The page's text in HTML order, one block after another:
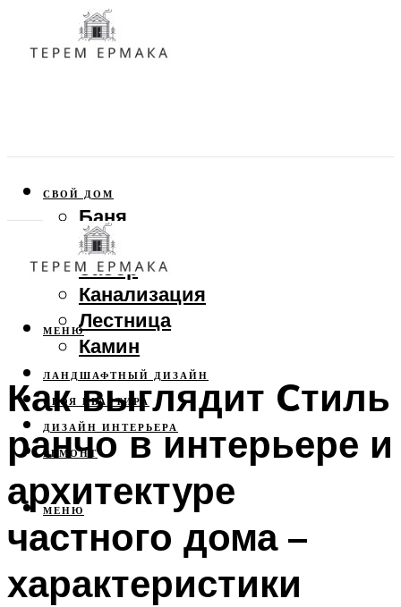
СВОЙ ДОМ
Баня
Веранда
Забор
Канализация
Лестница
Камин
ЛАНДШАФТНЫЙ ДИЗАЙН
СВОЯ КВАРТИРА
ДИЗАЙН ИНТЕРЬЕРА
РЕМОНТ
МЕНЮ
МЕНЮ
Как выглядит Cтиль
ранчо в интерьере и
архитектуре
частного дома –
характеристики